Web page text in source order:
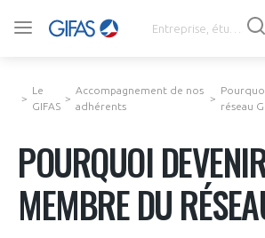
ACTUALITÉS
À LA UNE
Le
GIFAS
Accompagnement de nos
adhérents
réseau
POURQUOI
MEMBRE DU
VOUS ÊTES ADHÉRENTS
DEMANDE